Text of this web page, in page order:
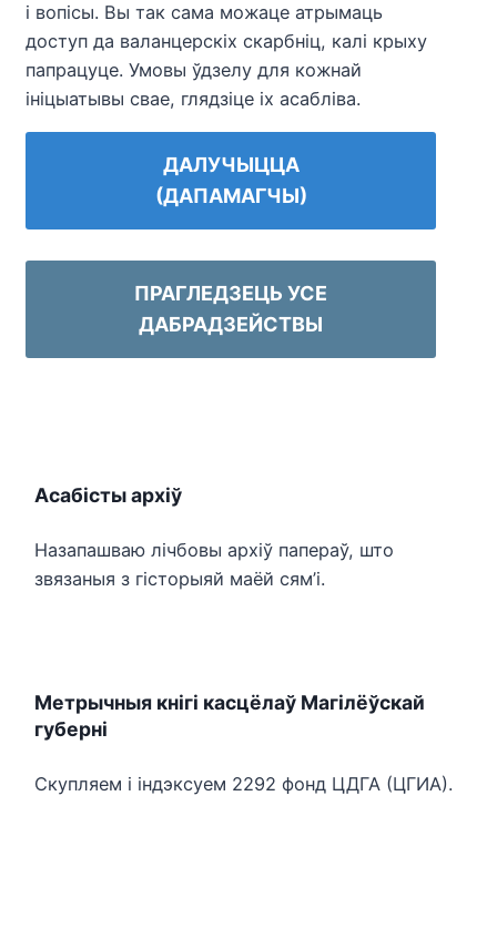
і вопісы. Вы так сама можаце атрымаць
доступ да валанцерскіх скарбніц, калі крыху
папрацуце. Умовы ўдзелу для кожнай
ініцыатывы свае, глядзіце іх асабліва.
ДАЛУЧЫЦЦА
(ДАПАМАГЧЫ)
ПРАГЛЕДЗЕЦЬ УСЕ
ДАБРАДЗЕЙСТВЫ
Асабісты архіў
Назапашваю лічбовы архіў папераў, што
звязаныя з гісторыяй маёй сям’і.
Метрычныя кнігі касцёлаў Магілёўскай
губерні
Скупляем і індэксуем 2292 фонд ЦДГА (ЦГИА).